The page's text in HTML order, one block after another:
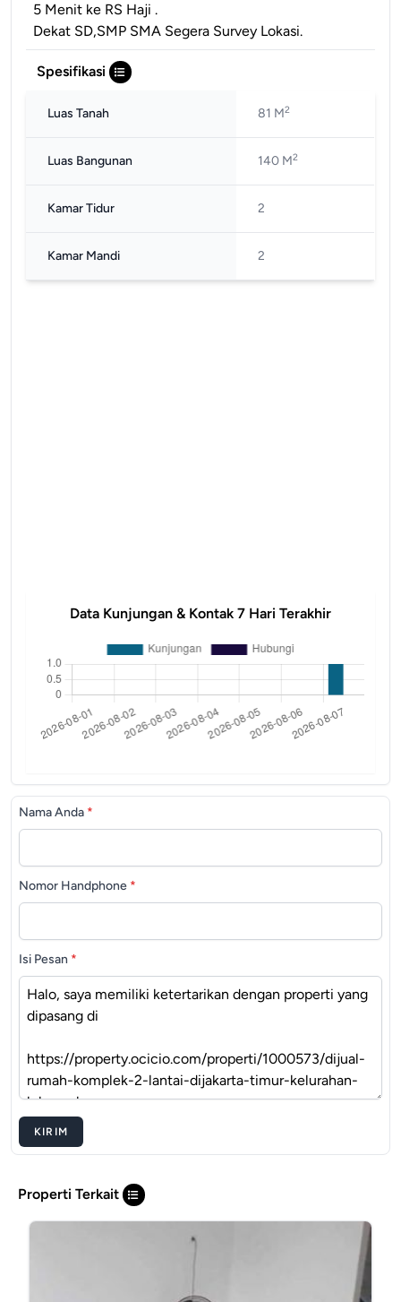
5 Menit ke RS Haji .
Dekat SD,SMP SMA Segera Survey Lokasi.
Spesifikasi
Luas Tanah 81 M2
Luas Bangunan 140 M2
Kamar Tidur 2
Kamar Mandi 2
Data Kunjungan & Kontak 7 Hari Terakhir
Nama Anda *
Nomor Handphone *
Isi Pesan *
KIRIM
Properti Terkait